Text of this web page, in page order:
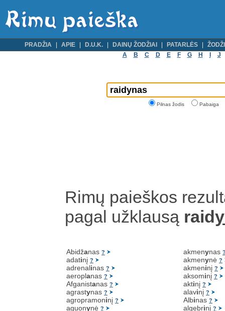
PRADŽIA APIE D.U.K. DAINŲ ŽODŽIAI PATARLĖS
A
B C D E F G H J
Pilnas žodis Pabaiga
Rimų paieškos
pagal užklausą raid
Abidžanas ?
adatinį ?
adrenalinas ?
aeroplanas ?
Afganistanas ?
agrastynas ?
agropramoninį ?
aguonynė ?
akmenynas
akmenynė ?
akmeninį ?
aksominį ?
aktinį ?
alavinį ?
Albinas ?
algebrinį ?